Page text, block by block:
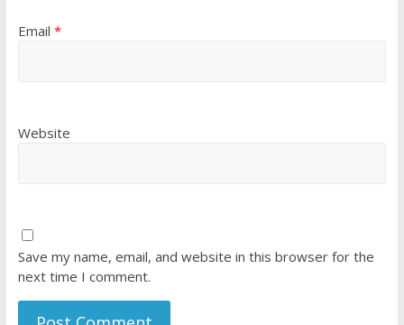
Email *
Website
Save my name, email, and website in this browser for the
next time I comment.